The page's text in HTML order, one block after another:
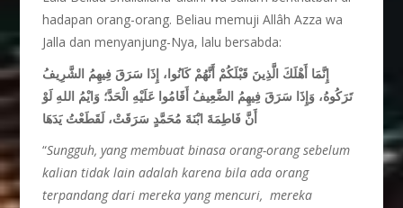
hadapan orang-orang. Beliau memuji Allâh Azza wa
Jalla dan menyanjung-Nya, lalu bersabda:
إِنَّمَا أَهْلَكَ الَّذِينَ قَبْلَكُمْ أَنَّهُمْ كَانُوا، إِذَا سَرَقَ فِيهِمُ الشَّرِيفُ
تَرَكُوهُ، وَإِذَا سَرَقَ فِيهِمُ الضَّعِيفُ أَقَامُوا عَلَيْهِ الْحَدَّ؛ وَايْمُ اللهِ لَوْ
أَنَّ فَاطِمَةَ ابْنَةَ مُحَمَّدٍ سَرَقَتْ، لَقَطَعْتُ يَدَهَا
“Sungguh, yang membuat binasa orang-orang sebelum
kalian tidak lain adalah karena bila ada orang
terpandang dari mereka yang mencuri, mereka